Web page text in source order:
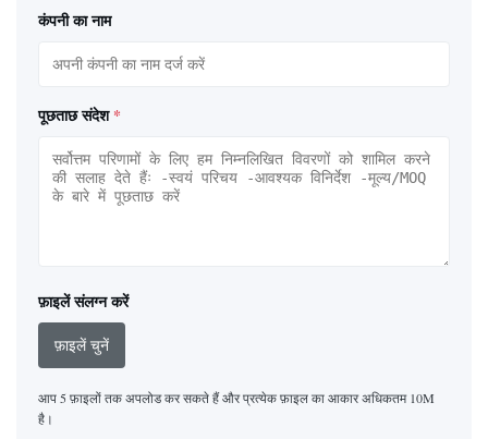
कंपनी का नाम
पूछताछ संदेश *
फ़ाइलें संलग्न करें
फ़ाइलें चुनें
आप 5 फ़ाइलों तक अपलोड कर सकते हैं और प्रत्येक फ़ाइल का आकार अधिकतम 10M
है।